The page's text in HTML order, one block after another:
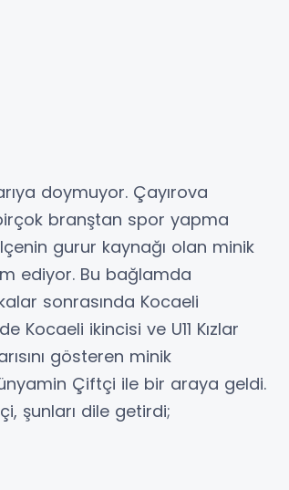
doymuyor. Çayırova
branştan spor yapma
gurur kaynağı olan minik
ediyor. Bu bağlamda
sonrasında Kocaeli
Kocaeli ikincisi ve U11 Kızlar
gösteren minik
Çiftçi ile bir araya geldi.
şunları dile getirdi;